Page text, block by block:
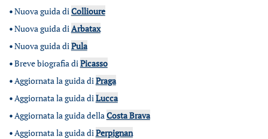
•Nuova guida diCollioure
•Nuova guida diArbatax
•Nuova guida diPula
•Breve biografia diPicasso
•Aggiornata la guida diPraga
•Aggiornata la guida diLucca
•Aggiornata la guida dellaCosta Brava
•Aggiornata la guida diPerpignan